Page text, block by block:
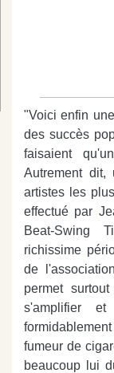
"Voici enfin
des succès
faisaient
Autrement
artistes les
effectué par
Beat-Swing
richissime
de
permet
s'amplifier
fumeur de
beaucoup lui